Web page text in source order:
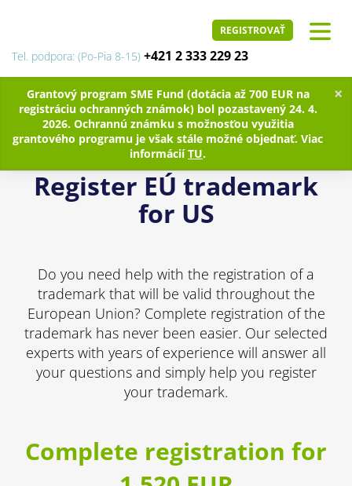
REGISTROVAŤ
Tel. podpora: (Po-Pia 8-15) +421 2 333 229 23
Grantový program SME Fund (dotácia až 700 EUR na
registráciu ochranných známok) bol pozastavený 24. 4.
2026. Ochrannú známku s možnosťou využitia
grantového programu je však stále možné objednať. Viac
informáciíTU.
×
Register EÚ trademark
for US
Do you need help with the registration of a
trademark that will be valid throughout the
European Union? Complete registration of the
trademark has never been easier. Our selected
experts with years of experience will answer all
your questions and simply help you register
your trademark.
Complete registration for